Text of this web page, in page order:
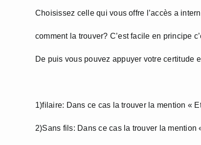
Choisissez celle qui vous offre l’accès a
comment la trouver? C’est facile en principe
De puis vous pouvez appuyer votre certitude
1)filaire: Dans ce cas la trouver la mention «
2)Sans fils: Dans ce cas la trouver la